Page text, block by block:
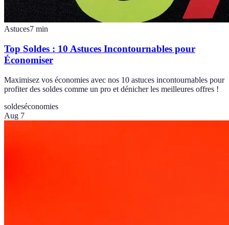
Astuces7 min
Top Soldes : 10 Astuces Incontournables pour
Économiser
Maximisez vos économies avec nos 10 astuces incontournables pour
profiter des soldes comme un pro et dénicher les meilleures offres !
soldeséconomies
Aug 7